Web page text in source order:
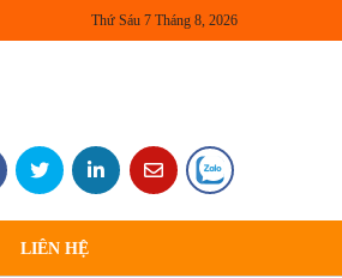
Thứ Sáu 7 Tháng 8, 2026
LIÊN HỆ